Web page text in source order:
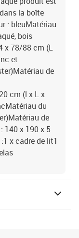
la boîte
: bleuMatériau
bois
x 78/88 cm (L
et
de
cm (l x L x
du
de
140 x 190 x 5
x cadre de lit1